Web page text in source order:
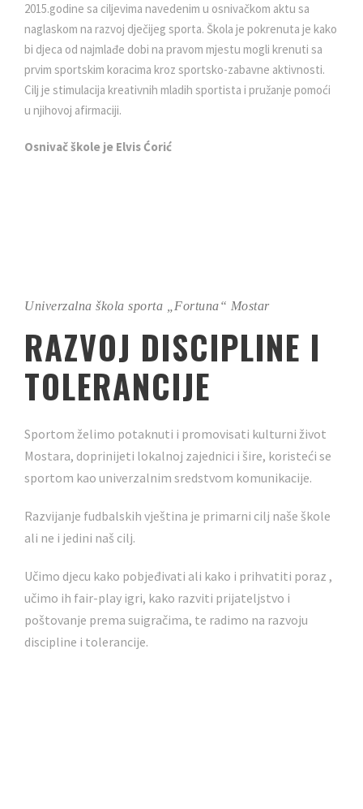
2015.godine sa ciljevima navedenim u osnivačkom aktu sa
naglaskom na razvoj dječijeg sporta. Škola je pokrenuta je kako
bi djeca od najmlađe dobi na pravom mjestu mogli krenuti sa
prvim sportskim koracima kroz sportsko-zabavne aktivnosti.
Cilj je stimulacija kreativnih mladih sportista i pružanje pomoći
u njihovoj afirmaciji.
Osnivač škole je Elvis Ćorić
Univerzalna škola sporta „Fortuna“ Mostar
RAZVOJ DISCIPLINE I
TOLERANCIJE
Sportom želimo potaknuti i promovisati kulturni život
Mostara, doprinijeti lokalnoj zajednici i šire, koristeći se
sportom kao univerzalnim sredstvom komunikacije.
Razvijanje fudbalskih vještina je primarni cilj naše škole
ali ne i jedini naš cilj.
Učimo djecu kako pobjeđivati ali kako i prihvatiti poraz ,
učimo ih fair-play igri, kako razviti prijateljstvo i
poštovanje prema suigračima, te radimo na razvoju
discipline i tolerancije.